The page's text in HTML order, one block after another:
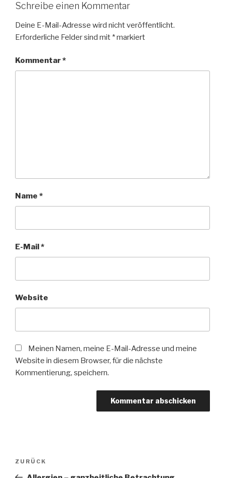
Schreibe einen Kommentar
Deine E-Mail-Adresse wird nicht veröffentlicht.
Erforderliche Felder sind mit *markiert
Kommentar*
Name *
E-Mail*
Website
Meinen Namen, meine E-Mail-Adresse und meine
Website in diesem Browser, für die nächste
Kommentierung, speichern.
Beitrags-
Vorheriger
Beitrag
ZURÜCK